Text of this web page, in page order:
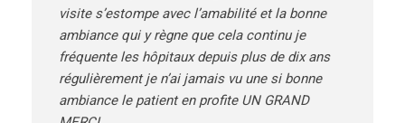
visite s’estompe avec l’amabilité et la bonne
ambiance qui y règne que cela continu je
fréquente les hôpitaux depuis plus de dix ans
régulièrement je n’ai jamais vu une si bonne
ambiance le patient en profite UN GRAND